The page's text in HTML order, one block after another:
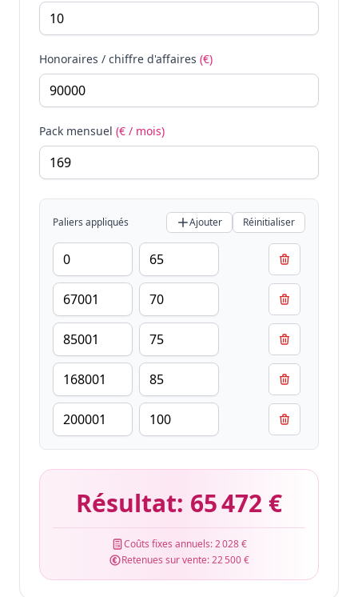
Honoraires / chiffre d'affaires (€)
Pack mensuel (€ / mois)
Paliers appliqués Ajouter Réinitialiser
Résultat: 65 472 €
Coûts fixes annuels:2 028 €
Retenues sur vente:22 500 €